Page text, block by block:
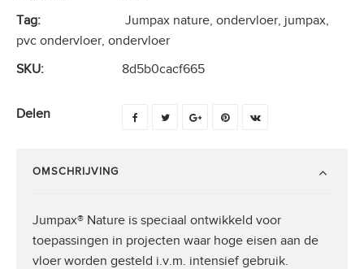
Tag:
Jumpax nature, ondervloer, jumpax,
pvc ondervloer, ondervloer
SKU:
8d5b0cacf665
Delen
OMSCHRIJVING
Jumpax® Nature is speciaal ontwikkeld voor
toepassingen in projecten waar hoge eisen aan de
vloer worden gesteld i.v.m. intensief gebruik.